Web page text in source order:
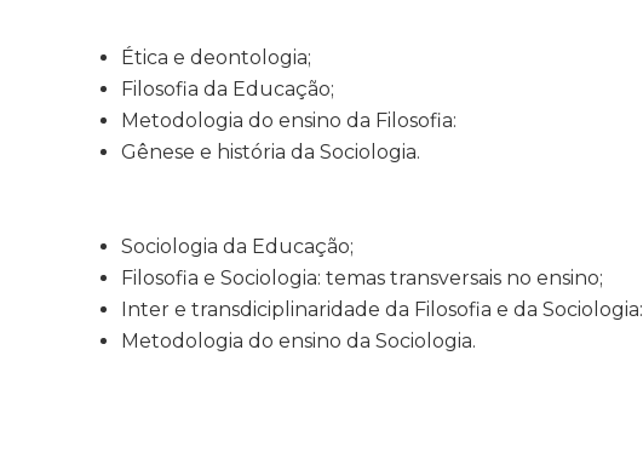
Ética e deontologia;
Filosofia da Educação;
Metodologia do ensino da Filosofia:
Gênese e história da Sociologia.
Sociologia da Educação;
Filosofia e Sociologia: temas transversais no ensino;
Inter e transdiciplinaridade da Filosofia e da Sociologia:
Metodologia do ensino da Sociologia.